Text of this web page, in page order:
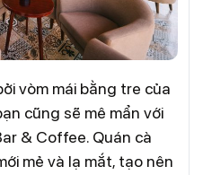
vòm mái bằng tre của
cũng sẽ mê mẩn với
& Coffee. Quán cà
mẻ và lạ mắt, tạo nên